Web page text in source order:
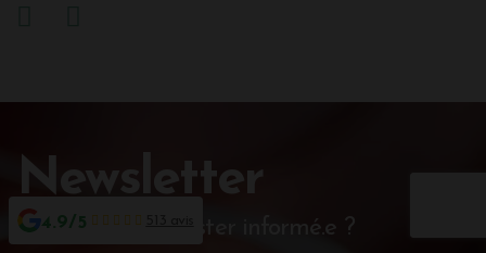
Newsletter
Vous souhaitez rester informé.e ?
4.9/5